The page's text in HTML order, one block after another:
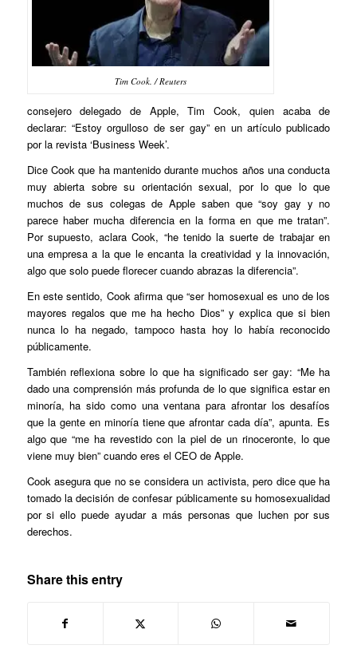
Tim Cook. / Reuters
consejero delegado de Apple, Tim Cook, quien acaba de
declarar: “Estoy orgulloso de ser gay” en un artículo publicado
por la revista ‘Business Week’.
Dice Cook que ha mantenido durante muchos años una conducta
muy abierta sobre su orientación sexual, por lo que lo que
muchos de sus colegas de Apple saben que “soy gay y no
parece haber mucha diferencia en la forma en que me tratan”.
Por supuesto, aclara Cook, “he tenido la suerte de trabajar en
una empresa a la que le encanta la creatividad y la innovación,
algo que solo puede florecer cuando abrazas la diferencia”.
En este sentido, Cook afirma que “ser homosexual es uno de los
mayores regalos que me ha hecho Dios” y explica que si bien
nunca lo ha negado, tampoco hasta hoy lo había reconocido
públicamente.
También reflexiona sobre lo que ha significado ser gay: “Me ha
dado una comprensión más profunda de lo que significa estar en
minoría, ha sido como una ventana para afrontar los desafíos
que la gente en minoría tiene que afrontar cada día”, apunta. Es
algo que “me ha revestido con la piel de un rinoceronte, lo que
viene muy bien” cuando eres el CEO de Apple.
Cook asegura que no se considera un activista, pero dice que ha
tomado la decisión de confesar públicamente su homosexualidad
por si ello puede ayudar a más personas que luchen por sus
derechos.
Share this entry